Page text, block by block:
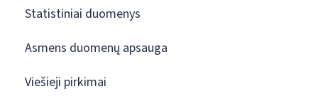
Statistiniai duomenys
Asmens duomenų apsauga
Viešieji pirkimai